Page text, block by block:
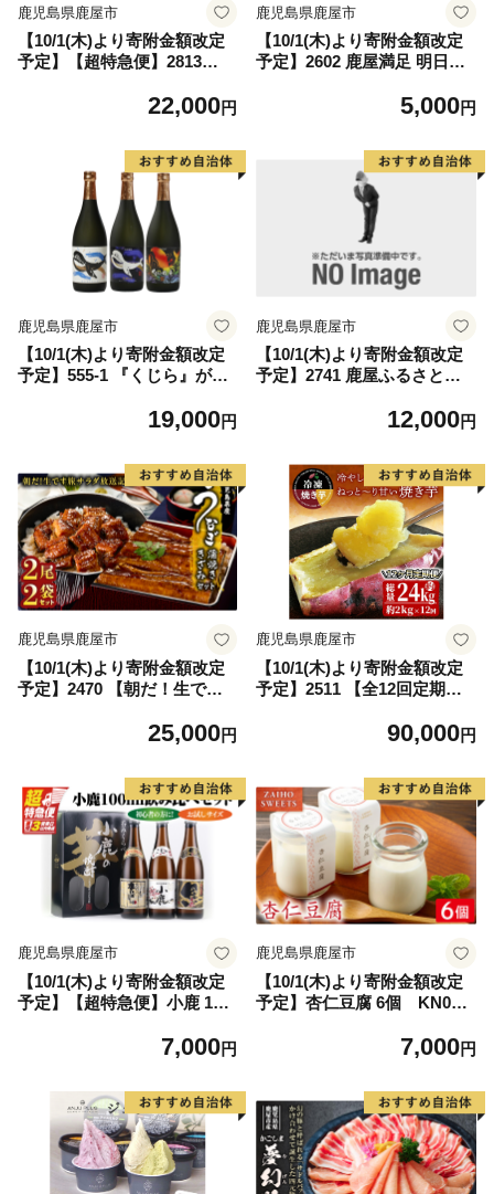
鹿児島県鹿屋市
【10/1(木)より寄附金額改定
予定】【超特急便】2813
焼酎コラボセット 鹿児島県大
神川」×「大海酒造・海」 1,8
00ml×2 KN031-018-01
22,000円
鹿児島県鹿屋市
【10/1(木)より寄附金額改定
予定】2602 鹿屋満足 明日葉
5,000円
鹿児島県鹿屋市
【10/1(木)より寄附金額改定
予定】555-1 『くじら』が勢
19,000円
鹿児島県鹿屋市
【10/1(木)より寄附金額改定
予定】2741 鹿屋ふるさと焼
12,000円
鹿児島県鹿屋市
【10/1(木)より寄附金額改定
予定】2470 【朝だ！生です
産 うなぎ蒲焼き 2尾 きざみ2
25,000円
鹿児島県鹿屋市
【10/1(木)より寄附金額改定
予定】2511 【全12回定期
kg×12回 KN026-T0190,000円
鹿児島県鹿屋市
【10/1(木)より寄附金額改定
予定】【超特急便】小鹿 100
7,000円
鹿児島県鹿屋市
【10/1(木)より寄附金額改定
予定】杏仁豆腐 6個 KN021-
7,000円